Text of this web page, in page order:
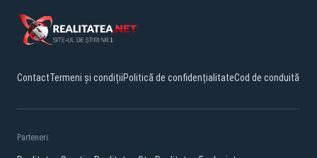
ContactTermeni și condițiiPolitică de confidențialitateCod de conduită
Parteneri: